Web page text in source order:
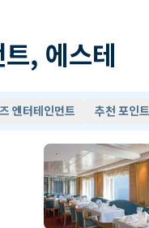
, 에스테
엔터테인먼트 추천 포인트